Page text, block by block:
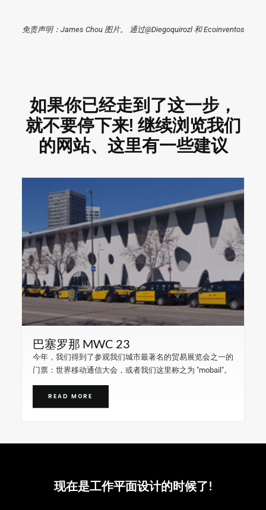
免责声明：James Chou 图片。 通过@Diegoquirozl 和 Ecoinventos
如果你已经走到了这一步，
就不要停下来! 继续浏览我们
的网站、 这里有一些建议
巴塞罗那 MWC 23
今年，我们得到了参观我们城市最著名的贸易展览会之一的
门票：世界移动通信大会，或者我们这里称之为 "mobail"。
READ MORE
现在是工作平面设计的时候了!